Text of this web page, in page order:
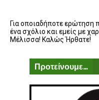
Για οποιαδήποτε ερώτηση
ένα σχόλιο και εμείς με
Μέλισσα! Καλώς Ήρθατε!
Προτείνουμε...